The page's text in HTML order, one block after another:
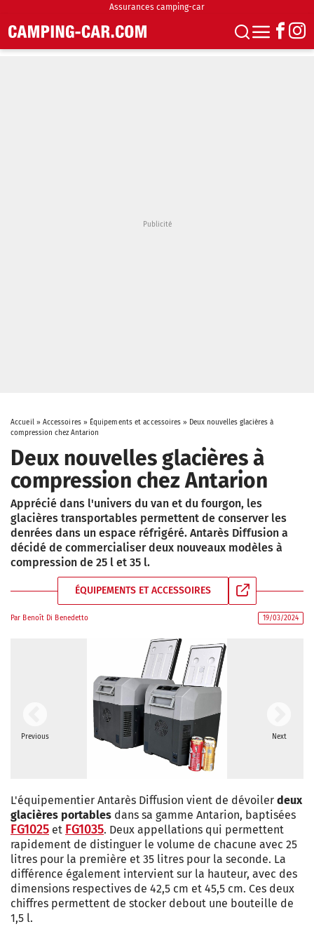
Assurances camping-car
Accueil» Accessoires» Équipements et accessoires » Deux nouvelles glacières à
compression chez Antarion
Deux nouvelles glacières à
compression chez Antarion
Apprécié dans l'univers du van et du fourgon, les
glacières transportables permettent de conserver les
denrées dans un espace réfrigéré. Antarès Diffusion a
décidé de commercialiser deux nouveaux modèles à
compression de 25 l et 35 l.
ÉQUIPEMENTS ET ACCESSOIRES
Par Benoît Di Benedetto 19/03/2024
Previous Next
L'équipementier Antarès Diffusion vient de dévoiler deux
glacières portables dans sa gamme Antarion, baptisées
FG1025 et FG1035. Deux appellations qui permettent
rapidement de distinguer le volume de chacune avec 25
litres pour la première et 35 litres pour la seconde. La
différence également intervient sur la hauteur, avec des
dimensions respectives de 42,5 cm et 45,5 cm. Ces deux
chiffres permettent de stocker debout une bouteille de
1,5 l.